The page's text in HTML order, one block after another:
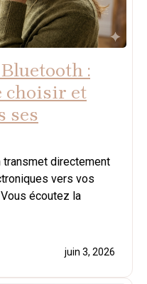
:
choisir et
ses
transmet directement
vers vos
écoutez la
juin 3, 2026